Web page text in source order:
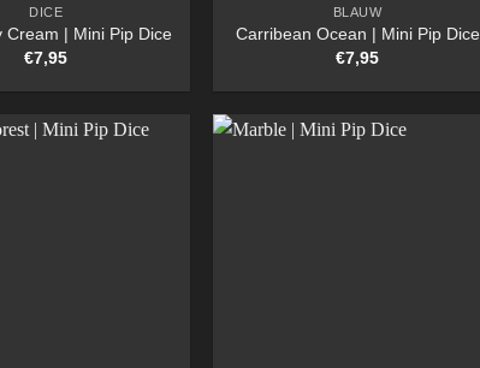
DICE
Cream | Mini Pip Dice
€7,95
BLAUW
Carribean Ocean | Mini Pip Dice
€7,95